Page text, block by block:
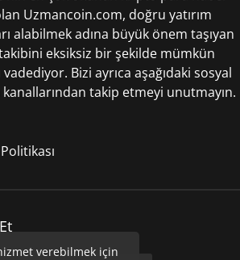
Uzmancoin.com, doğru yatırım
alabilmek adına büyük önem taşıyan
eksiksiz bir şekilde mümkün
vadediyor. Bizi ayrıca aşağıdaki sosyal
takip etmeyi unutmayın.
verebilmek için